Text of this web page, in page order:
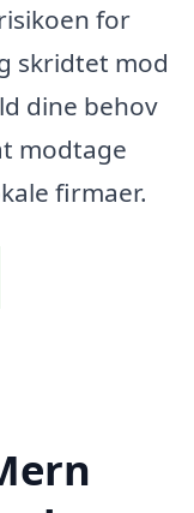
for
skridtet mod
dine behov
modtage
firmaer.